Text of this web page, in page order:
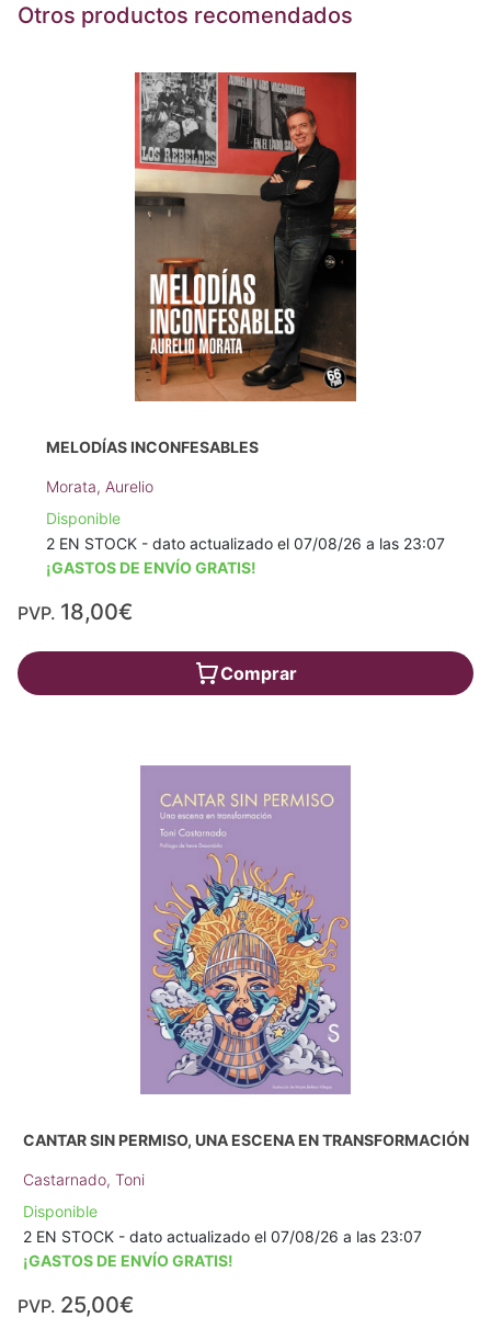
Otros productos recomendados
MELODÍAS INCONFESABLES
Morata, Aurelio
Disponible
2 EN STOCK - dato actualizado el 07/08/26 a las 23:07
¡GASTOS DE ENVÍO GRATIS!
PVP. 18,00€
Comprar
CANTAR SIN PERMISO, UNA ESCENA EN TRANSFORMACIÓN
Castarnado, Toni
Disponible
2 EN STOCK - dato actualizado el 07/08/26 a las 23:07
¡GASTOS DE ENVÍO GRATIS!
PVP. 25,00€